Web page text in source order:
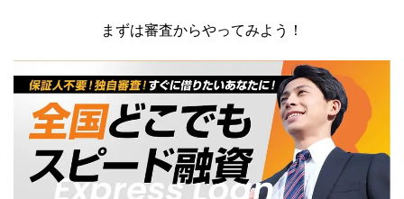
まずは審査からやってみよう！